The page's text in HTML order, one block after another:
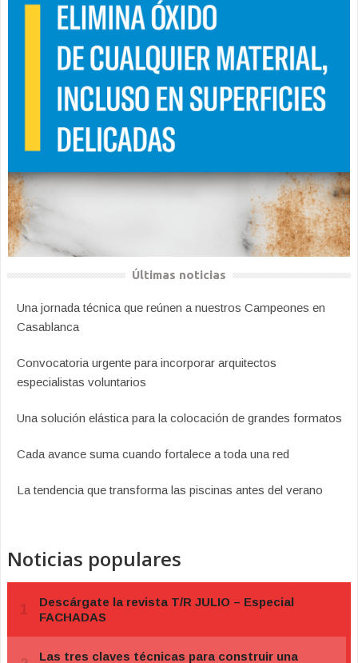
Últimas noticias
Una jornada técnica que reúnen a nuestros Campeones en
Casablanca
Convocatoria urgente para incorporar arquitectos
especialistas voluntarios
Una solución elástica para la colocación de grandes formatos
Cada avance suma cuando fortalece a toda una red
La tendencia que transforma las piscinas antes del verano
Noticias populares